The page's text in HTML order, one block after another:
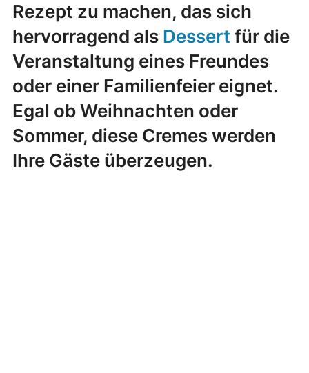
Rezept zu machen, das sich
hervorragend als Dessert für die
Veranstaltung eines Freundes
oder einer Familienfeier eignet.
Egal ob Weihnachten oder
Sommer, diese Cremes werden
Ihre Gäste überzeugen.